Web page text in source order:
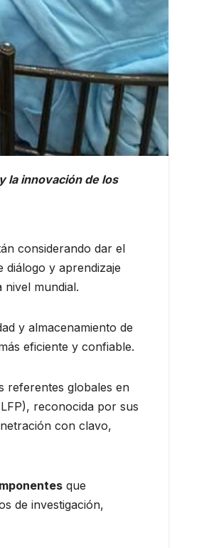
la innovación de los
considerando dar el
diálogo y aprendizaje
mundial.
y almacenamiento de
eficiente y confiable.
referentes globales en
reconocida por sus
con clavo,
que
de investigación,